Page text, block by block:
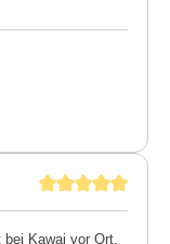
Kawai vor Ort.